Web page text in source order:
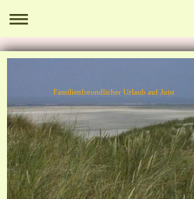
Familienfreundlicher Urlaub auf Juist